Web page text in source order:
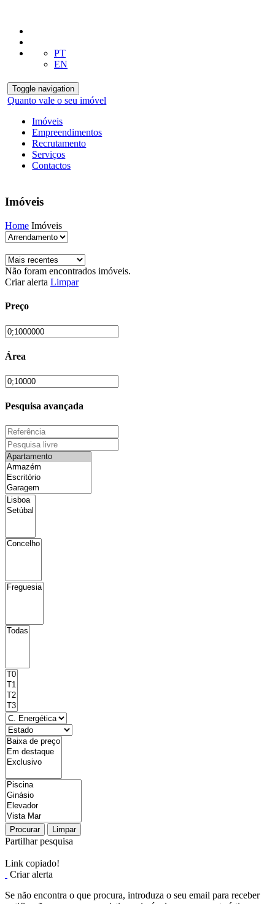
PT
EN
Toggle navigation
Quanto vale o seu imóvel
Imóveis
Empreendimentos
Recrutamento
Serviços
Contactos
Imóveis
Home Imóveis
Não foram encontrados imóveis.
Criar alerta Limpar
Preço
Área
Pesquisa avançada
Procurar Limpar
Partilhar pesquisa
Link copiado!
Criar alerta
Se não encontra o que procura, introduza o seu email para receber